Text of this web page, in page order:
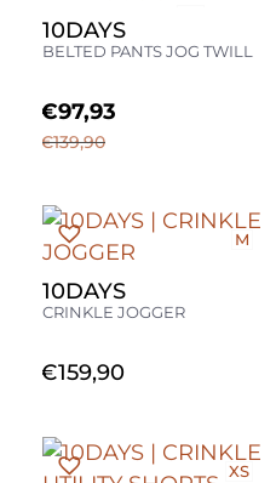
10DAYS
BELTED PANTS JOG TWILL
€139,90
€97,93
XL
10DAYS
CRINKLE JOGGER
€159,90
M
XS